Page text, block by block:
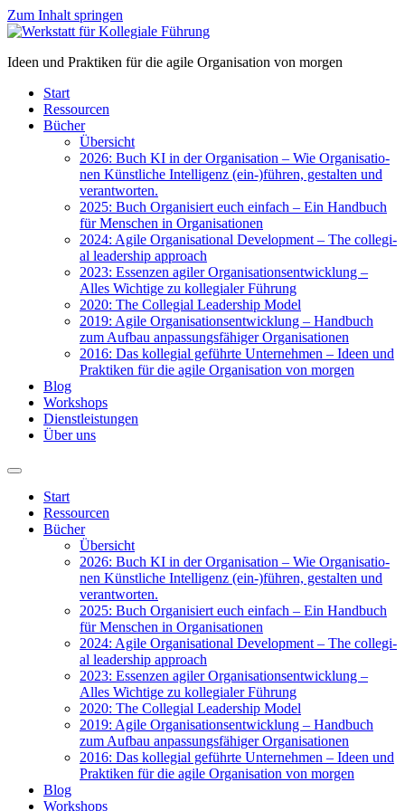
Zum Inhalt springen
Ideen und Praktiken für die agile Organisation von morgen
Start
Res­sour­cen
Bücher
Über­sicht
2026: Buch KI in der Orga­ni­sa­ti­on – Wie Orga­ni­sa­tio­
nen Künst­li­che Intel­li­genz (ein-)führen, gestal­ten und
ver­ant­wor­ten.
2025: Buch Orga­ni­siert euch ein­fach – Ein Hand­buch
für Men­schen in Orga­ni­sa­tio­nen
2024: Agi­le Orga­ni­sa­tio­nal Deve­lo­p­ment – The col­le­gi­
al lea­der­ship approach
2023: Essen­zen agi­ler Orga­ni­sa­ti­ons­ent­wick­lung –
Alles Wich­ti­ge zu kol­le­gia­ler Füh­rung
2020: The Col­le­gi­al Lea­der­ship Model
2019: Agi­le Orga­ni­sa­ti­ons­ent­wick­lung – Hand­buch
zum Auf­bau anpas­sungs­fä­hi­ger Orga­ni­sa­tio­nen
2016: Das kol­le­gi­al geführ­te Unter­neh­men – Ideen und
Prak­ti­ken für die agi­le Orga­ni­sa­ti­on von mor­gen
Blog
Work­shops
Dienst­leis­tun­gen
Über uns
Start
Res­sour­cen
Bücher
Über­sicht
2026: Buch KI in der Orga­ni­sa­ti­on – Wie Orga­ni­sa­tio­
nen Künst­li­che Intel­li­genz (ein-)führen, gestal­ten und
ver­ant­wor­ten.
2025: Buch Orga­ni­siert euch ein­fach – Ein Hand­buch
für Men­schen in Orga­ni­sa­tio­nen
2024: Agi­le Orga­ni­sa­tio­nal Deve­lo­p­ment – The col­le­gi­
al lea­der­ship approach
2023: Essen­zen agi­ler Orga­ni­sa­ti­ons­ent­wick­lung –
Alles Wich­ti­ge zu kol­le­gia­ler Füh­rung
2020: The Col­le­gi­al Lea­der­ship Model
2019: Agi­le Orga­ni­sa­ti­ons­ent­wick­lung – Hand­buch
zum Auf­bau anpas­sungs­fä­hi­ger Orga­ni­sa­tio­nen
2016: Das kol­le­gi­al geführ­te Unter­neh­men – Ideen und
Prak­ti­ken für die agi­le Orga­ni­sa­ti­on von mor­gen
Blog
Work­shops